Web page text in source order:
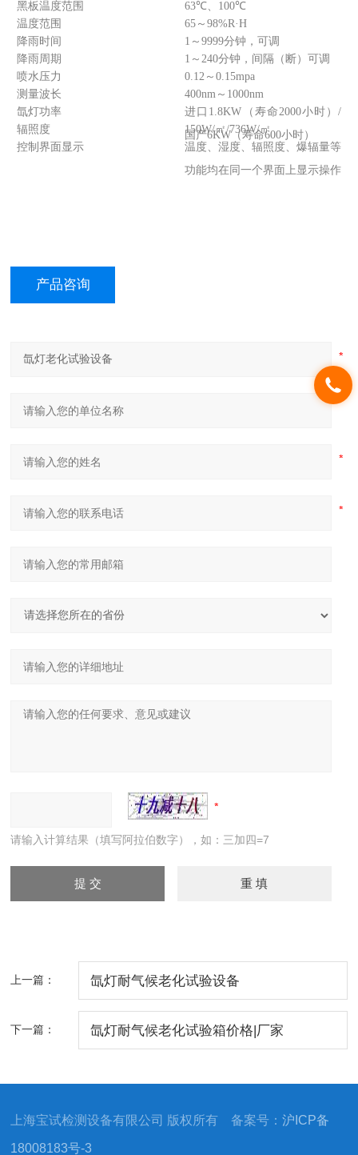
黑板温度范围
63℃、100℃
温度范围
65～98%R·H
降雨时间
1～9999分钟，可调
降雨周期
1～240分钟，间隔（断）可调
喷水压力
0.12～0.15mpa
测量波长
400nm～1000nm
氙灯功率
进口1.8KW（寿命2000小时）/
国产6KW（寿命600小时）
辐照度
150W/㎡/736W/㎡
控制界面显示
温度、湿度、辐照度、爆辐量等
功能均在同一个界面上显示操作
产品咨询
请输入计算结果（填写阿拉伯数字），如：三加四=7
上一篇： 氙灯耐气候老化试验设备
下一篇： 氙灯耐气候老化试验箱价格|厂家
上海宝试检测设备有限公司 版权所有 备案号：沪ICP备
18008183号-3